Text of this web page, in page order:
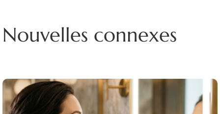
Nouvelles connexes